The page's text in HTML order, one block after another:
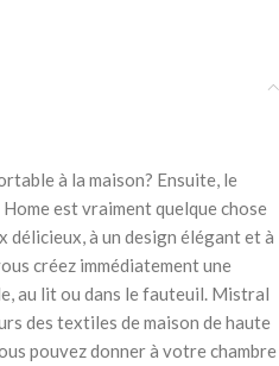
à la maison? Ensuite, le
est vraiment quelque chose
délicieux, à un design élégant et à
créez immédiatement une
au lit ou dans le fauteuil. Mistral
des textiles de maison de haute
pouvez donner à votre chambre